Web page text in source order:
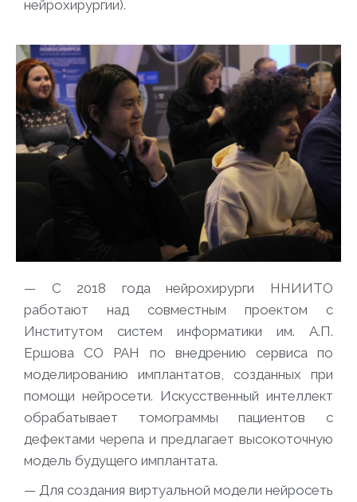
нейрохирургии).
— С 2018 года нейрохирурги ННИИТО
работают над совместным проектом с
Институтом систем информатики им. А.П.
Ершова СО РАН по внедрению сервиса по
моделированию имплантатов, созданных при
помощи нейросети. Искусственный интеллект
обрабатывает томограммы пациентов с
дефектами черепа и предлагает высокоточную
модель будущего имплантата.
— Для создания виртуальной модели нейросеть